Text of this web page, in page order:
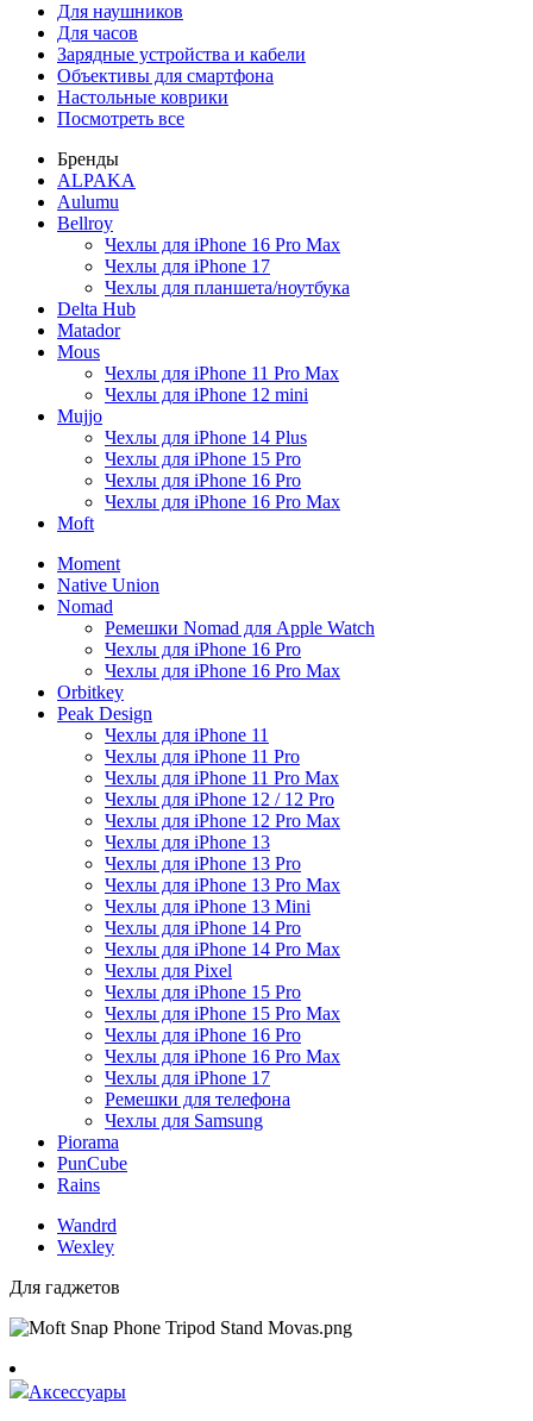
Для наушников
Для часов
Зарядные устройства и кабели
Объективы для смартфона
Настольные коврики
Посмотреть все
Бренды
ALPAKA
Aulumu
Bellroy
Чехлы для iPhone 16 Pro Max
Чехлы для iPhone 17
Чехлы для планшета/ноутбука
Delta Hub
Matador
Mous
Чехлы для iPhone 11 Pro Max
Чехлы для iPhone 12 mini
Mujjo
Чехлы для iPhone 14 Plus
Чехлы для iPhone 15 Pro
Чехлы для iPhone 16 Pro
Чехлы для iPhone 16 Pro Max
Moft
Moment
Native Union
Nomad
Ремешки Nomad для Apple Watch
Чехлы для iPhone 16 Pro
Чехлы для iPhone 16 Pro Max
Orbitkey
Peak Design
Чехлы для iPhone 11
Чехлы для iPhone 11 Pro
Чехлы для iPhone 11 Pro Max
Чехлы для iPhone 12 / 12 Pro
Чехлы для iPhone 12 Pro Max
Чехлы для iPhone 13
Чехлы для iPhone 13 Pro
Чехлы для iPhone 13 Pro Max
Чехлы для iPhone 13 Mini
Чехлы для iPhone 14 Pro
Чехлы для iPhone 14 Pro Max
Чехлы для Pixel
Чехлы для iPhone 15 Pro
Чехлы для iPhone 15 Pro Max
Чехлы для iPhone 16 Pro
Чехлы для iPhone 16 Pro Max
Чехлы для iPhone 17
Ремешки для телефона
Чехлы для Samsung
Piorama
PunCube
Rains
Wandrd
Wexley
Для гаджетов
Аксессуары